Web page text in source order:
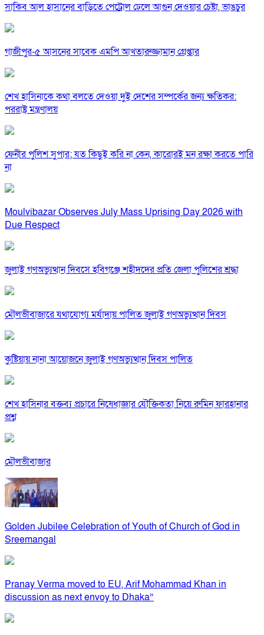
সাকিব আল হাসানের বাড়িতে পেট্রোল ঢেলে আগুন দেওয়ার চেষ্টা, ভাঙচুর
গাজীপুর-৫ আসনের সাবেক এমপি আখতারুজ্জামান গ্রেপ্তার
শেখ হাসিনাকে কথা বলতে দেওয়া দুই দেশের সম্পর্কের জন্য ক্ষতিকর:
পররাষ্ট্র মন্ত্রণালয়
ফেনীর পুলিশ সুপার; যত কিছুই করি না কেন, কারোরই মন রক্ষা করতে পারি
না
Moulvibazar Observes July Mass Uprising Day 2026 with
Due Respect
জুলাই গণঅভ্যুত্থান দিবসে হবিগঞ্জে শহীদদের প্রতি জেলা পুলিশের শ্রদ্ধা
মৌলভীবাজারে যথাযোগ্য মর্যাদায় পালিত জুলাই গণঅভ্যুত্থান দিবস
কুষ্টিয়ায় নানা আয়োজনে জুলাই গণঅভ্যুত্থান দিবস পালিত
শেখ হাসিনার বক্তব্য প্রচারে নিষেধাজ্ঞার যৌক্তিকতা নিয়ে রুমিন ফারহানার
প্রশ্ন
মৌলভীবাজার
Golden Jubilee Celebration of Youth of Church of God in
Sreemangal
Pranay Verma moved to EU, Arif Mohammad Khan in
discussion as next envoy to Dhaka”